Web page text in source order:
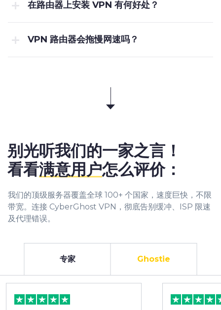
在路由器上安装 VPN 有何好处？
VPN 路由器会拖慢网速吗？
别光听我们的一家之言！
看看满意用户怎么评价：
我们的顶级服务器覆盖全球 100+ 个国家，速度巨快，不限
带宽。连接 CyberGhost VPN，彻底告别缓冲、ISP 限速
及代理错误。
专家 Ghostie